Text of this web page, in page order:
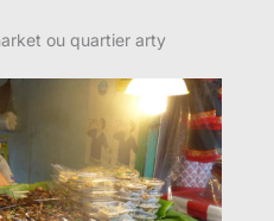
ou quartier arty